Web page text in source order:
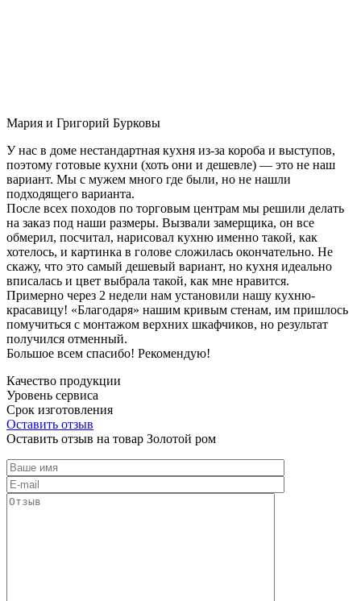
Мария и Григорий Бурковы
У нас в доме нестандартная кухня из-за короба и выступов,
поэтому готовые кухни (хоть они и дешевле) — это не наш
вариант. Мы с мужем много где были, но не нашли
подходящего варианта.
После всех походов по торговым центрам мы решили делать
на заказ под наши размеры. Вызвали замерщика, он все
обмерил, посчитал, нарисовал кухню именно такой, как
хотелось, и картинка в голове сложилась окончательно. Не
скажу, что это самый дешевый вариант, но кухня идеально
вписалась и цвет выбрала такой, как мне нравится.
Примерно через 2 недели нам установили нашу кухню-
красавицу! «Благодаря» нашим кривым стенам, им пришлось
помучиться с монтажом верхних шкафчиков, но результат
получился отменный.
Большое всем спасибо! Рекомендую!
Качество продукции
Уровень сервиса
Срок изготовления
Оставить отзыв
Оставить отзыв на товар Золотой ром